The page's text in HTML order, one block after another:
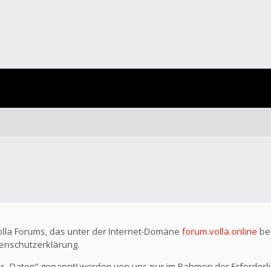
Forums, das unter der Internet-Domäne forum.volla.online